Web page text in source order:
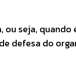
ou seja,
defesa do